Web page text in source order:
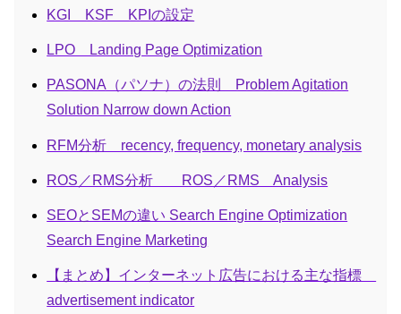
KGI KSF KPIの設定
LPO Landing Page Optimization
PASONA（パソナ）の法則 Problem Agitation
Solution Narrow down Action
RFM分析 recency, frequency, monetary analysis
ROS／RMS分析 ROS／RMS Analysis
SEOとSEMの違い Search Engine Optimization
Search Engine Marketing
【まとめ】インターネット広告における主な指標
advertisement indicator